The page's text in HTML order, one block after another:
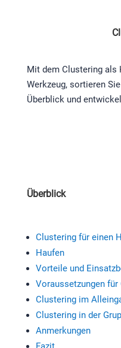
Mit dem Clustering als
Werkzeug, sortieren
Überblick und
Überblick
Clustering für einen
Haufen
Vorteile und
Voraussetzungen für
Clustering im
Clustering in der
Anmerkungen